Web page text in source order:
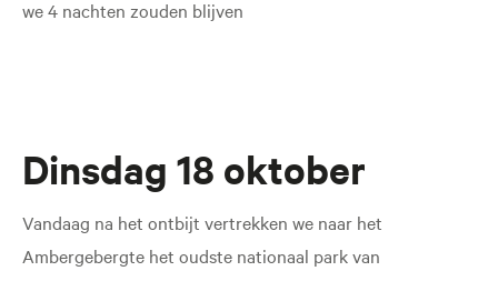
we 4 nachten zouden blijven
Dinsdag 18 oktober
Vandaag na het ontbijt vertrekken we naar het
Ambergebergte het oudste nationaal park van